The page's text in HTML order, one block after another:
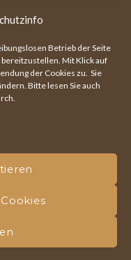
Betrieb der Seite
Mit Klick auf
der Cookies zu. Sie
Bitte lesen Sie auch
|